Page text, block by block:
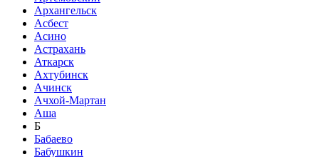
Архангельск
Асбест
Асино
Астрахань
Аткарск
Ахтубинск
Ачинск
Ачхой-Мартан
Аша
Б
Бабаево
Бабушкин